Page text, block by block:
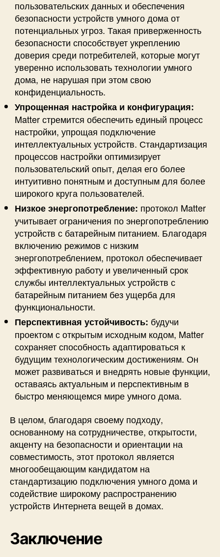
пользовательских данных и обеспечения
безопасности устройств умного дома от
потенциальных угроз. Такая приверженность
безопасности способствует укреплению
доверия среди потребителей, которые могут
уверенно использовать технологии умного
дома, не нарушая при этом свою
конфиденциальность.
Упрощенная настройка и конфигурация:
Matter стремится обеспечить единый процесс
настройки, упрощая подключение
интеллектуальных устройств. Стандартизация
процессов настройки оптимизирует
пользовательский опыт, делая его более
интуитивно понятным и доступным для более
широкого круга пользователей.
Низкое энергопотребление: протокол Matter
учитывает ограничения по энергопотреблению
устройств с батарейным питанием. Благодаря
включению режимов с низким
энергопотреблением, протокол обеспечивает
эффективную работу и увеличенный срок
службы интеллектуальных устройств с
батарейным питанием без ущерба для
функциональности.
Перспективная устойчивость: будучи
проектом с открытым исходным кодом, Matter
сохраняет способность адаптироваться к
будущим технологическим достижениям. Он
может развиваться и внедрять новые функции,
оставаясь актуальным и перспективным в
быстро меняющемся мире умного дома.
В целом, благодаря своему подходу,
основанному на сотрудничестве, открытости,
акценту на безопасности и ориентации на
совместимость, этот протокол является
многообещающим кандидатом на
стандартизацию подключения умного дома и
содействие широкому распространению
устройств Интернета вещей в домах.
Заключение